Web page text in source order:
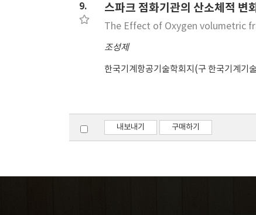
9. 스파크 점화기관의 산소체적 변
The Effect of Oxygen volumetric
조성제
한국기계항공기술학회지(구 한국기계기
내보내기 구매하기